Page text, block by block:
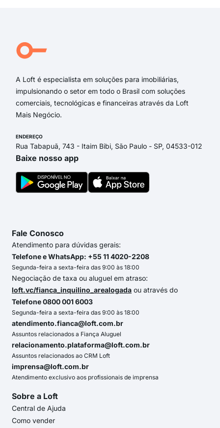
A Loft é especialista em soluções para imobiliárias,
impulsionando o setor em todo o Brasil com soluções
comerciais, tecnológicas e financeiras através da Loft
Mais Negócio.
ENDEREÇO
Rua Tabapuã, 743 - Itaim Bibi, São Paulo - SP, 04533-012
Baixe nosso app
Fale Conosco
Atendimento para dúvidas gerais:
Telefone e WhatsApp: +55 11 4020-2208
Segunda-feira a sexta-feira das 9:00 às 18:00
Negociação de taxa ou aluguel em atraso:
loft.vc/fianca_inquilino_arealogada ou através do
Telefone 0800 001 6003
Segunda-feira a sexta-feira das 9:00 às 18:00
atendimento.fianca@loft.com.br
Assuntos relacionados a Fiança Aluguel
relacionamento.plataforma@loft.com.br
Assuntos relacionados ao CRM Loft
imprensa@loft.com.br
Atendimento exclusivo aos profissionais de imprensa
Sobre a Loft
Central de Ajuda
Como vender